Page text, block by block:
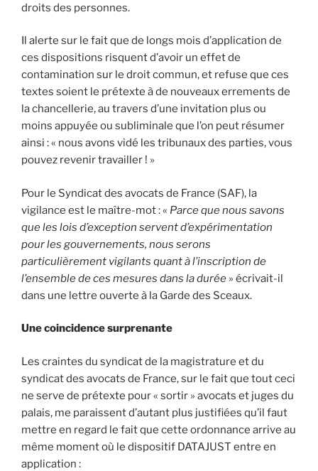
droits des personnes.
Il alerte sur le fait que de longs mois d’application de
ces dispositions risquent d’avoir un effet de
contamination sur le droit commun, et refuse que ces
textes soient le prétexte à de nouveaux errements de
la chancellerie, au travers d’une invitation plus ou
moins appuyée ou subliminale que l’on peut résumer
ainsi : « nous avons vidé les tribunaux des parties, vous
pouvez revenir travailler ! »
Pour le Syndicat des avocats de France (SAF), la
vigilance est le maître-mot : « Parce que nous savons
que les lois d’exception servent d’expérimentation
pour les gouvernements, nous serons
particulièrement vigilants quant à l’inscription de
l’ensemble de ces mesures dans la durée » écrivait-il
dans une lettre ouverte à la Garde des Sceaux.
Une coincidence surprenante
Les craintes du syndicat de la magistrature et du
syndicat des avocats de France, sur le fait que tout ceci
ne serve de prétexte pour « sortir » avocats et juges du
palais, me paraissent d’autant plus justifiées qu’il faut
mettre en regard le fait que cette ordonnance arrive au
même moment où le dispositif DATAJUST entre en
application :